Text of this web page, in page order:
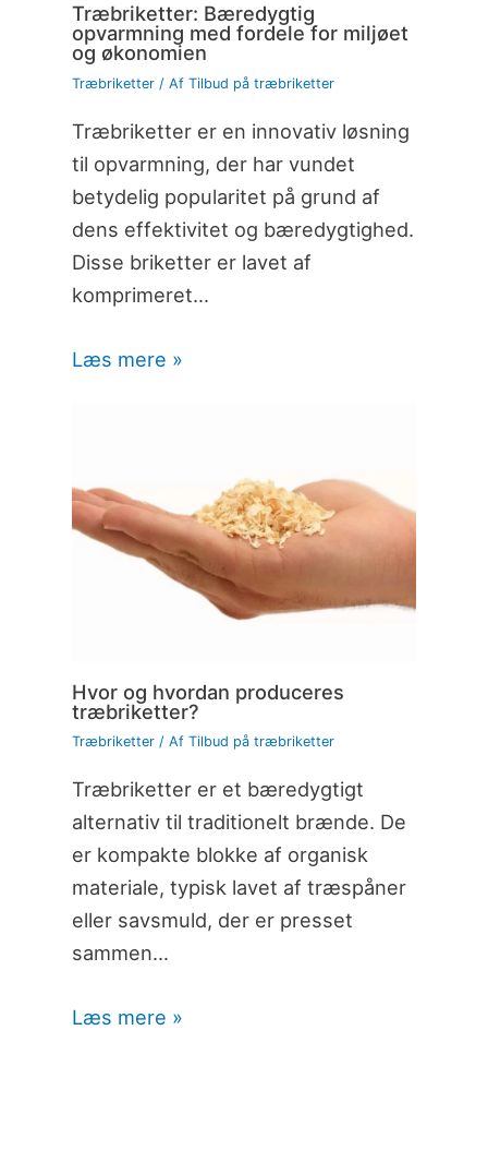
Træbriketter: Bæredygtig
opvarmning med fordele for miljøet
og økonomien
Træbriketter/ Af Tilbud på træbriketter
Træbriketter er en innovativ løsning
til opvarmning, der har vundet
betydelig popularitet på grund af
dens effektivitet og bæredygtighed.
Disse briketter er lavet af
komprimeret…
Læs mere »
Hvor og hvordan produceres
træbriketter?
Træbriketter/ Af Tilbud på træbriketter
Træbriketter er et bæredygtigt
alternativ til traditionelt brænde. De
er kompakte blokke af organisk
materiale, typisk lavet af træspåner
eller savsmuld, der er presset
sammen…
Læs mere »